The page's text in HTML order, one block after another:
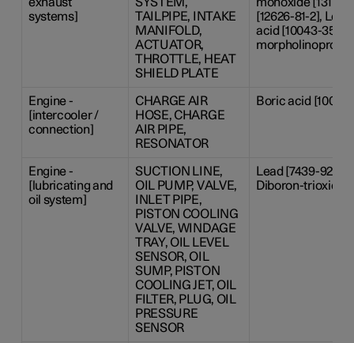
systems]
TAILPIPE, INTAKE
MANIFOLD,
ACTUATOR,
THROTTLE, HEAT
SHIELD PLATE
[12626-81-2],
acid [10043-35-
Engine -
[intercooler /
connection]
CHARGE AIR
HOSE, CHARGE
AIR PIPE,
RESONATOR
Boric acid
Engine -
[lubricating and
oil system]
SUCTION LINE,
OIL PUMP, VALVE,
INLET PIPE,
PISTON COOLING
VALVE, WINDAGE
TRAY, OIL LEVEL
SENSOR, OIL
SUMP, PISTON
COOLING JET, OIL
FILTER, PLUG, OIL
PRESSURE
SENSOR
Lead [7439-92-
Diboron-trioxide